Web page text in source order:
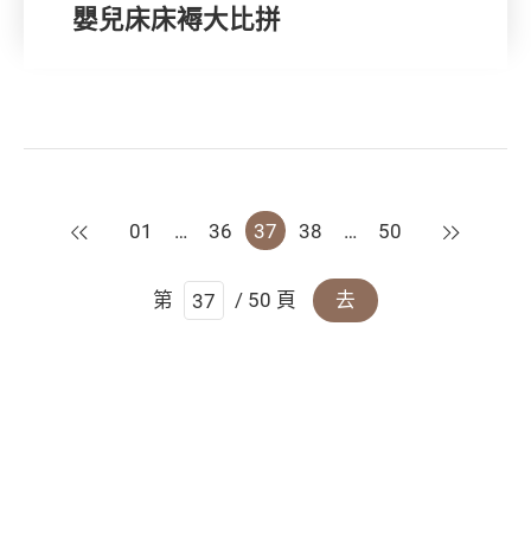
嬰兒床床褥大比拼
上一頁
01 … 36 37 38 … 50 下一頁
第 / 50 頁 去